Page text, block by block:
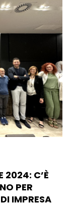
2024: C’È
PER
IMPRESA